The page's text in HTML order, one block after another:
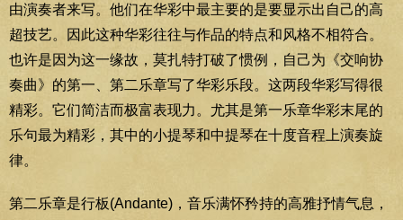
由演奏者来写。他们在华彩中最主要的是要显示出自己的高
超技艺。因此这种华彩往往与作品的特点和风格不相符合。
也许是因为这一缘故，莫扎特打破了惯例，自己为《交响协
奏曲》的第一、第二乐章写了华彩乐段。这两段华彩写得很
精彩。它们简洁而极富表现力。尤其是第一乐章华彩末尾的
乐句最为精彩，其中的小提琴和中提琴在十度音程上演奏旋
律。
第二乐章是行板(Andante)，音乐满怀矜持的高雅抒情气息，